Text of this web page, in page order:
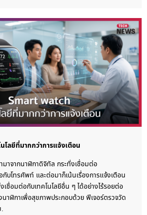
โลยีที่มากกว่าการแจ้งเตือน
าจากนาฬิกาดิจิทัล กระทั่งเชื่อมต่อ
บโทรศัพท์ และต่อมาก็เน้นเรื่องการแจ้งเตือน
ชื่อมต่อกับเทคโนโลยีอื่น ๆ ได้อย่างไร้รอยต่อ
าฬิกาเพื่อสุขภาพประกอบด้วย ฟีเจอร์ตรวจวัด